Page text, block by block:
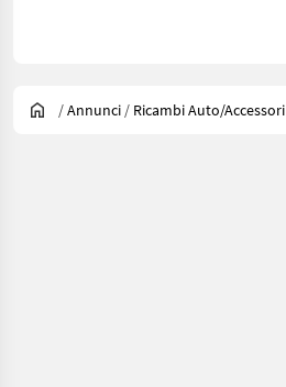
/Annunci / Ricambi Auto/accessori